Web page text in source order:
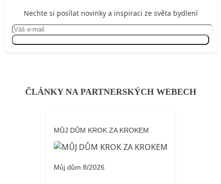
Nechte si posílat novinky a inspiraci ze světa bydlení
ČLÁNKY NA PARTNERSKÝCH WEBECH
MŮJ DŮM KROK ZA KROKEM
Můj dům 8/2026